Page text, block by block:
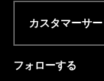
国
名
a
カスタマーサ
フォローする